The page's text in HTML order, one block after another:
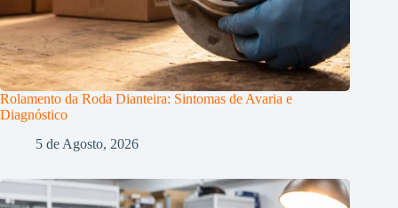
Rolamento da Roda Dianteira: Sintomas de Avaria e
Diagnóstico
5 de Agosto, 2026